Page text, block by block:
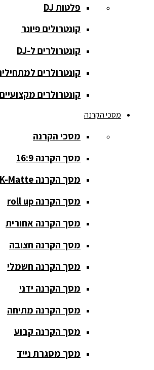
רמקולים
מוגברים
רמקולים
שקועים
סאבים
וחצובות
ערכת קריוקי
שקטות
מערכות
הגברה
פלטות DJ
קונטרולים
פיונר
קונטרולרים
פלטות DJ
קונטרולים פיונר
קונטרולרים ל-DJ
קונטרולרים למתחילים
קונטרולרים מקצועיים
מסכי הקרנה
מסכי הקרנה
מסך הקרנה 16:9
מסך הקרנה K-Matte
מסך הקרנה roll up
מסך הקרנה אחורית
מסך הקרנה חצובה
מסך הקרנה חשמלי
מסך הקרנה ידני
מסך הקרנה מתיחה
מסך הקרנה קבוע
מסך מסגרת נייד